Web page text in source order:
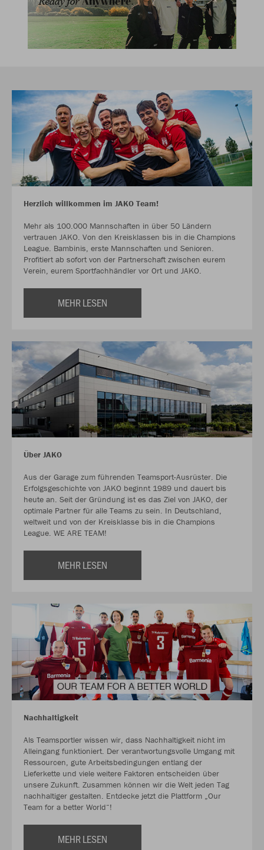
Herzlich willkommen im JAKO Team!
Mehr als 100.000 Mannschaften in über 50 Ländern
vertrauen JAKO. Von den Kreisklassen bis in die Champions
League. Bambinis, erste Mannschaften und Senioren.
Profitiert ab sofort von der Partnerschaft zwischen eurem
Verein, eurem Sportfachhändler vor Ort und JAKO.
MEHR LESEN
Über JAKO
Aus der Garage zum führenden Teamsport-Ausrüster. Die
Erfolgsgeschichte von JAKO beginnt 1989 und dauert bis
heute an. Seit der Gründung ist es das Ziel von JAKO, der
optimale Partner für alle Teams zu sein. In Deutschland,
weltweit und von der Kreisklasse bis in die Champions
League. WE ARE TEAM!
MEHR LESEN
Nachhaltigkeit
Als Teamsportler wissen wir, dass Nachhaltigkeit nicht im
Alleingang funktioniert. Der verantwortungsvolle Umgang mit
Ressourcen, gute Arbeitsbedingungen entlang der
Lieferkette und viele weitere Faktoren entscheiden über
unsere Zukunft. Zusammen können wir die Welt jeden Tag
nachhaltiger gestalten. Entdecke jetzt die Plattform „Our
Team for a better World“!
MEHR LESEN